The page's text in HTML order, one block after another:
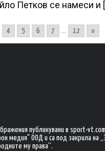
Петков се намеси и
4 5 6 7 ... 12 »
публикувани в sport-
медия" ООД и са под закрила на
му права“.